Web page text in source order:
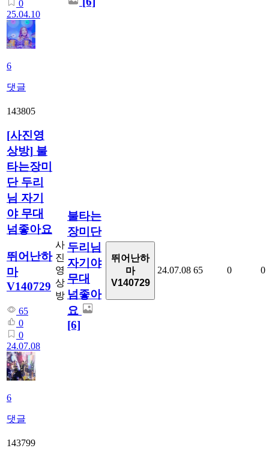
0
25.04.10
6
댓글
143805
[사진영
상방] 불
타는장미
단 두리
님 자기
야 무대
넘좋아요
뛰어난하
마
V140729
65
0
0
24.07.08
6
댓글
사
진
영
상
방
불타는
장미단
두리님
자기야
무대
넘좋아
요
[6]
뛰어난하
마
V140729
24.07.08 65 0 0
143799